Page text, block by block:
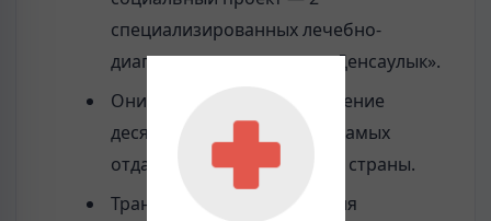
специализированных лечебно-
диагностических поезда «Денсаулык».
Они провели осмотр и лечение
десятков тысяч человек в самых
отдалённых уголках нашей страны.
Транспортная медицина для